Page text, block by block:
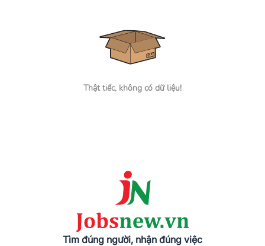
Thật tiếc, không có dữ liệu!
Tìm đúng người, nhận đúng việc